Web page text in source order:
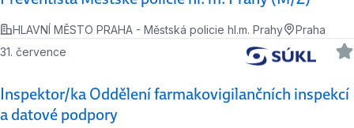
HLAVNÍ MĚSTO PRAHA - Městská policie hl.m. Prahy Praha
Inspektor/ka Oddělení farmakovigilančních inspekcí
a datové podpory
31. července